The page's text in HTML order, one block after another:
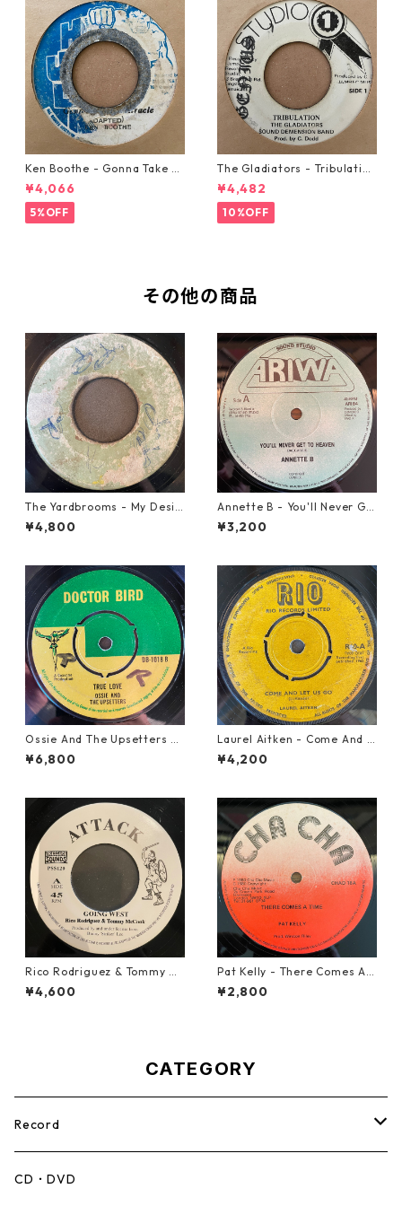
Ken Boothe - Gonna Take A
Miracle【7-21362】
¥4,066
5%OFF
The Gladiators - Tribulation
【7-21365】
¥4,482
10%OFF
その他の商品
The Yardbrooms - My Desir
e【7-21922】
¥4,800
Annette B - You'll Never Ge
t To Heaven【12-50058】
¥3,200
Ossie And The Upsetters -
True Love【7-22000】
¥6,800
Laurel Aitken - Come And L
et Us Go【7-21779】
¥4,200
Rico Rodriguez & Tommy Mc
Cook - Going West【7-2198
3】
¥4,600
Pat Kelly - There Comes A T
ime【12-50057】
¥2,800
CATEGORY
Record
Mento,Calypso,Ballad
CD・DVD